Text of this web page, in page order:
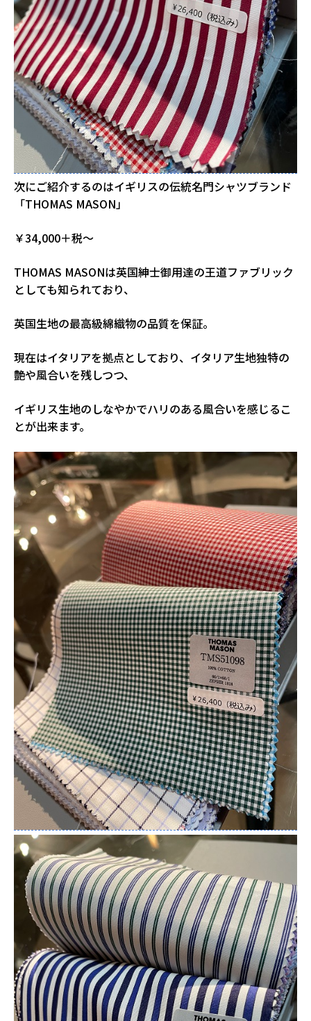
次にご紹介するのはイギリスの伝統名門シャツブランド
「THOMAS MASON」
￥34,000＋税～
THOMAS MASONは英国紳士御用達の王道ファブリック
としても知られており、
英国生地の最高級綿織物の品質を保証。
現在はイタリアを拠点としており、イタリア生地独特の
艶や風合いを残しつつ、
イギリス生地のしなやかでハリのある風合いを感じるこ
とが出来ます。